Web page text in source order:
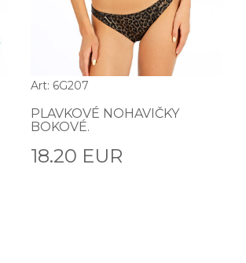
Art: 6G207
PLAVKOVÉ NOHAVIČKY
BOKOVÉ.
18.20 EUR